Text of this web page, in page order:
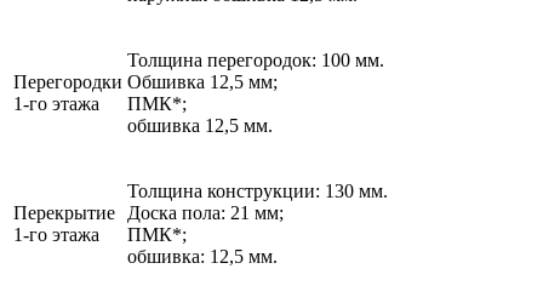
Перегородки
1-го этажа
Толщина перегородок: 100 мм.
Обшивка 12,5 мм;
ПМК*;
обшивка 12,5 мм.
Перекрытие
1-го этажа
Толщина конструкции: 130 мм.
Доска пола: 21 мм;
ПМК*;
обшивка: 12,5 мм.